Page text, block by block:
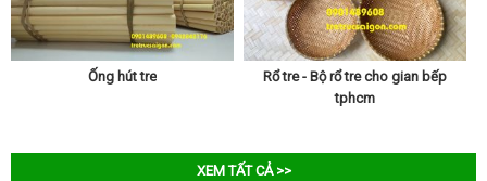
Ống hút tre
Rổ tre - Bộ rổ tre cho gian bếp
tphcm
XEM TẤT CẢ >>